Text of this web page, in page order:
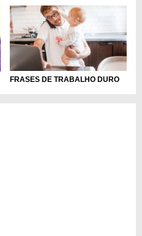
FRASES DE TRABALHO DURO